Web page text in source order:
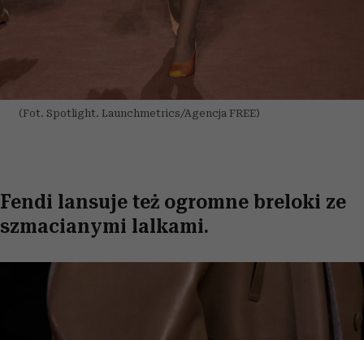
(Fot. Spotlight. Launchmetrics/Agencja FREE)
Fendi lansuje też ogromne breloki ze
szmacianymi lalkami.